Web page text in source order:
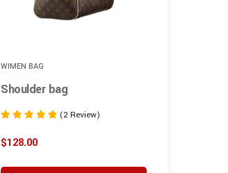
WIMEN BAG
Shoulder bag
5.00
out of 5
(2 Review)
$128.00